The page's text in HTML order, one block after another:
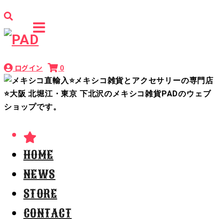
ログイン 0
HOME
NEWS
STORE
CONTACT